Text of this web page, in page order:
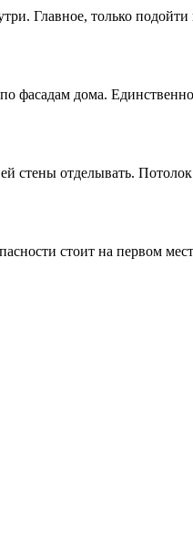
Главное, только подойти
фасадам дома.
отделывать.
стоит на первом